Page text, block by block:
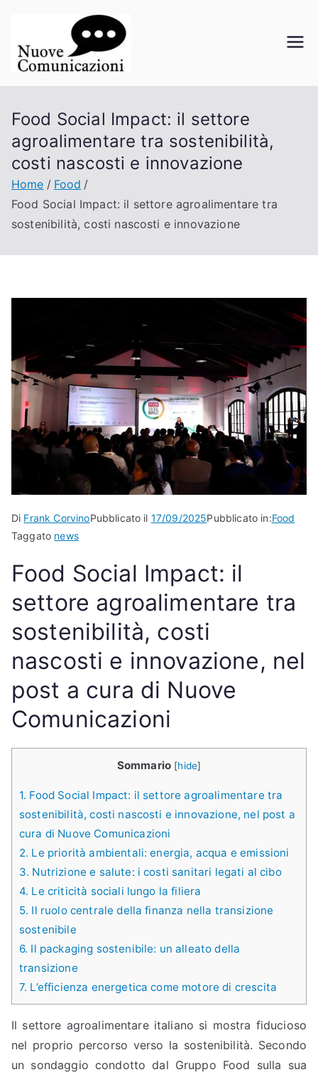
contenuto
oni
La comunicazione a portata di
Food Social Impact: il settore
agroalimentare tra sostenibilità,
costi nascosti e innovazione
Home
Food
Food Social Impact: il settore agroalimentare tra
sostenibilità, costi nascosti e innovazione
Di Frank CorvinoPubblicato il 17/09/2025Pubblicato in:Food
Taggato news
Food Social Impact: il
settore agroalimentare tra
sostenibilità, costi
nascosti e innovazione, nel
post a cura di Nuove
Comunicazioni
Sommario [hide]
1. Food Social Impact: il settore agroalimentare tra
sostenibilità, costi nascosti e innovazione, nel post a
cura di Nuove Comunicazioni
2. Le priorità ambientali: energia, acqua e emissioni
3. Nutrizione e salute: i costi sanitari legati al cibo
4. Le criticità sociali lungo la filiera
5. Il ruolo centrale della finanza nella transizione
sostenibile
6. Il packaging sostenibile: un alleato della
transizione
7. L’efficienza energetica come motore di crescita
Il settore agroalimentare italiano si mostra fiducioso
nel proprio percorso verso la sostenibilità. Secondo
un sondaggio condotto dal Gruppo Food sulla sua